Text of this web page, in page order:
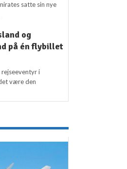
satte sin nye
og
på én flybillet
i
være den